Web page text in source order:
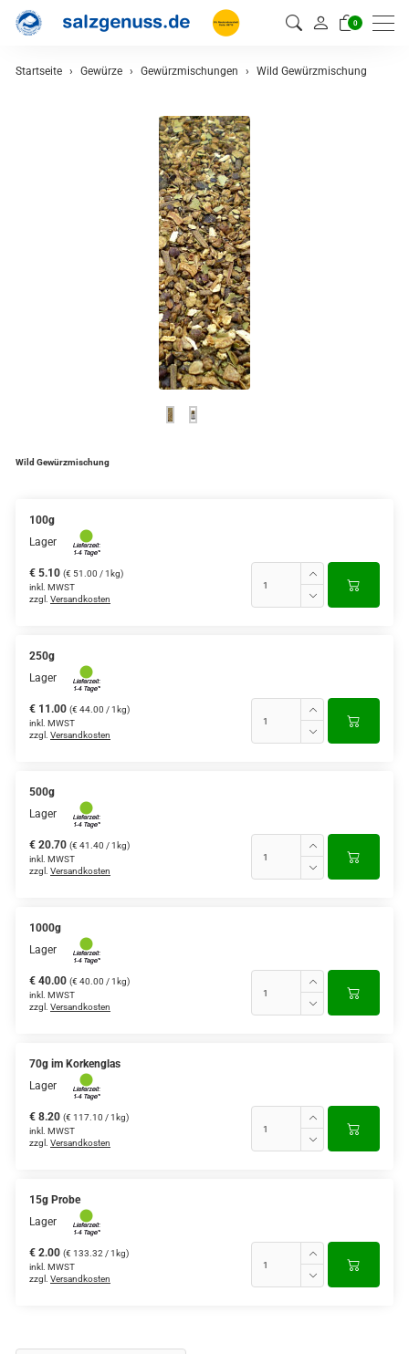
0
zurück
Startseite Gewürze Gewürzmischungen Wild Gewürzmischung
Wild Gewürzmischung
100g
Lager
€ 5.10 (€ 51.00 / 1kg)
inkl. MWST
zzgl. Versandkosten
250g
Lager
€ 11.00 (€ 44.00 / 1kg)
inkl. MWST
zzgl. Versandkosten
500g
Lager
€ 20.70 (€ 41.40 / 1kg)
inkl. MWST
zzgl. Versandkosten
1000g
Lager
€ 40.00 (€ 40.00 / 1kg)
inkl. MWST
zzgl. Versandkosten
70g im Korkenglas
Lager
€ 8.20 (€ 117.10 / 1kg)
inkl. MWST
zzgl. Versandkosten
15g Probe
Lager
€ 2.00 (€ 133.32 / 1kg)
inkl. MWST
zzgl. Versandkosten